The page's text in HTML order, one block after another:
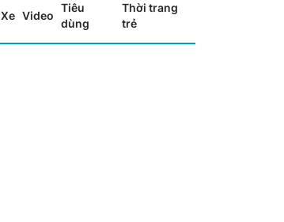
Xe Video
Tiêu
dùng
Thời trang
trẻ